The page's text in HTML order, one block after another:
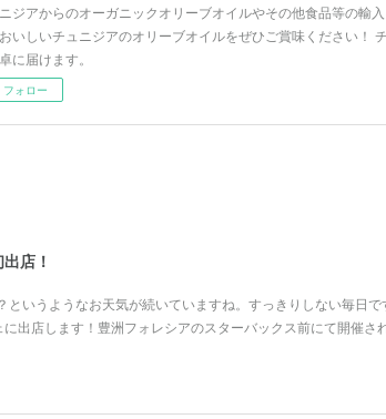
ジアからのオーガニックオリーブオイルやその他食品等の輸
いしいチュニジアのオリーブオイルをぜひご賞味ください！
に届けます。
フォロー
店！
というようなお天気が続いていますね。すっきりしない毎日
出店します！豊洲フォレシアのスターバックス前にて開催さ